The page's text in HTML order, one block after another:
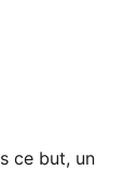
ce but, un